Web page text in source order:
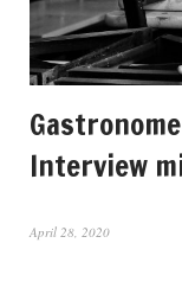
Interview
April 28, 2020